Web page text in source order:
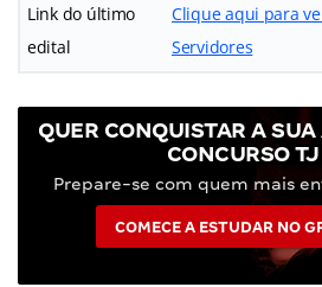
Link do último
edital
Clique aqui para
Servidores
QUER CONQUISTAR A
CONCURSO
Prepare-se com quem mais
COMECE A ESTUDAR NO